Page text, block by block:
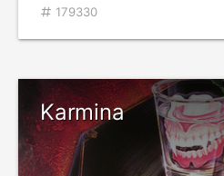
179330
Karmina